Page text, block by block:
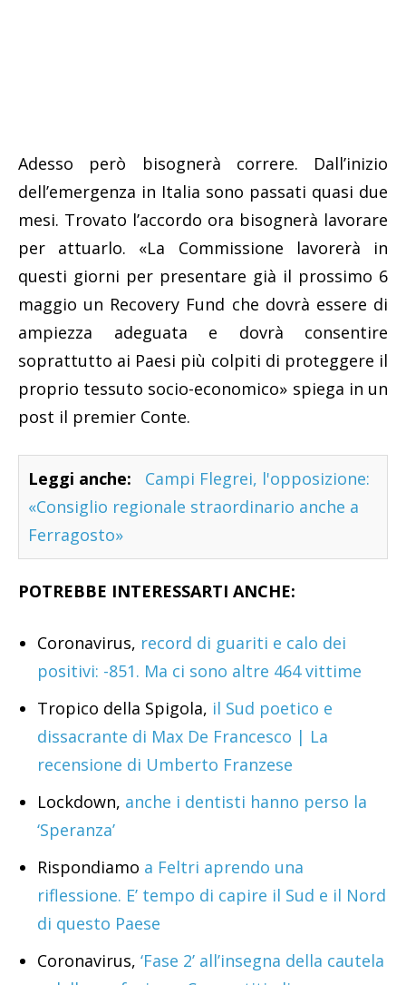
Adesso però bisognerà correre. Dall’inizio
dell’emergenza in Italia sono passati quasi due
mesi. Trovato l’accordo ora bisognerà lavorare
per attuarlo. «La Commissione lavorerà in
questi giorni per presentare già il prossimo 6
maggio un Recovery Fund che dovrà essere di
ampiezza adeguata e dovrà consentire
soprattutto ai Paesi più colpiti di proteggere il
proprio tessuto socio-economico» spiega in un
post il premier Conte.
Leggi anche:
Campi Flegrei, l'opposizione:
«Consiglio regionale straordinario anche a
Ferragosto»
POTREBBE INTERESSARTI ANCHE:
Coronavirus, record di guariti e calo dei
positivi: -851. Ma ci sono altre 464 vittime
Tropico della Spigola, il Sud poetico e
dissacrante di Max De Francesco | La
recensione di Umberto Franzese
Lockdown, anche i dentisti hanno perso la
‘Speranza’
Rispondiamo a Feltri aprendo una
riflessione. E’ tempo di capire il Sud e il Nord
di questo Paese
Coronavirus, ‘Fase 2’ all’insegna della cautela